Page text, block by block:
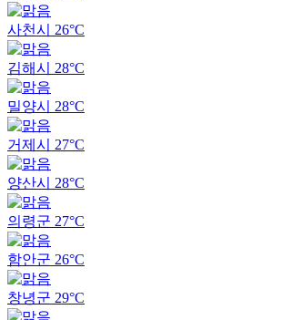
사천시 26°C
김해시 28°C
밀양시 28°C
거제시 27°C
양산시 28°C
의령군 27°C
함안군 26°C
창녕군 29°C